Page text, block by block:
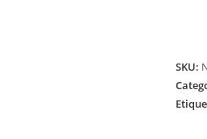
SKU: